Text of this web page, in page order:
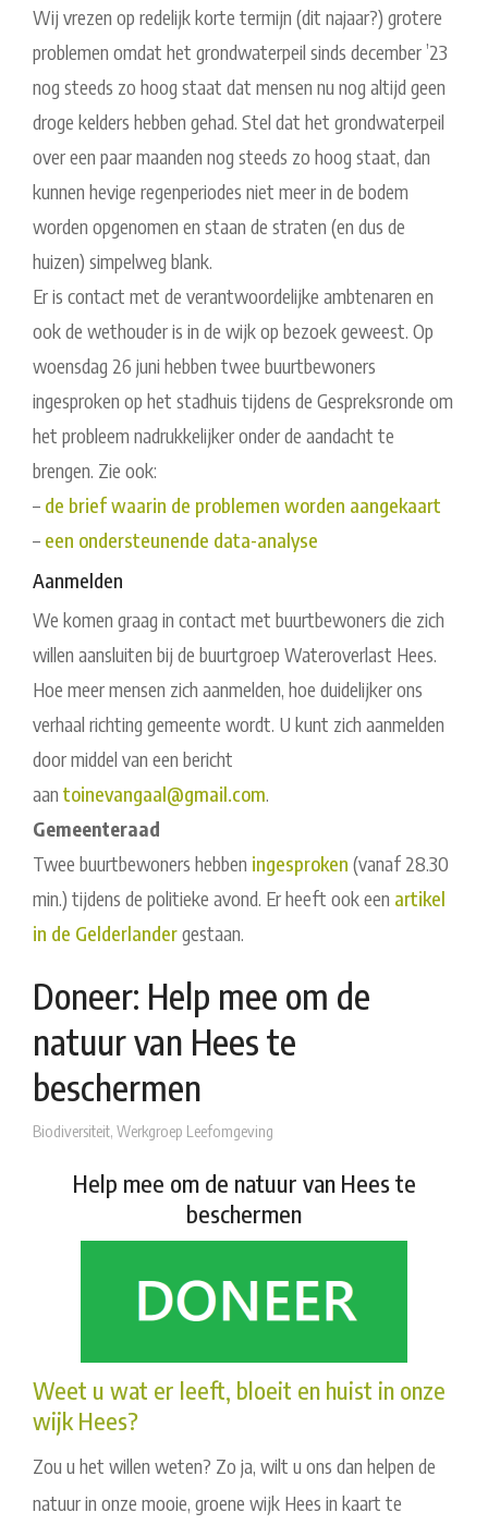
Wij vrezen op redelijk korte termijn (dit najaar?) grotere
problemen omdat het grondwaterpeil sinds december ’23
nog steeds zo hoog staat dat mensen nu nog altijd geen
droge kelders hebben gehad. Stel dat het grondwaterpeil
over een paar maanden nog steeds zo hoog staat, dan
kunnen hevige regenperiodes niet meer in de bodem
worden opgenomen en staan de straten (en dus de
huizen) simpelweg blank.
Er is contact met de verantwoordelijke ambtenaren en
ook de wethouder is in de wijk op bezoek geweest. Op
woensdag 26 juni hebben twee buurtbewoners
ingesproken op het stadhuis tijdens de Gespreksronde om
het probleem nadrukkelijker onder de aandacht te
brengen. Zie ook:
– de brief waarin de problemen worden aangekaart
– een ondersteunende data-analyse
Aanmelden
We komen graag in contact met buurtbewoners die zich
willen aansluiten bij de buurtgroep Wateroverlast Hees.
Hoe meer mensen zich aanmelden, hoe duidelijker ons
verhaal richting gemeente wordt. U kunt zich aanmelden
door middel van een bericht
aan toinevangaal@gmail.com.
Gemeenteraad
Twee buurtbewoners hebben ingesproken (vanaf 28.30
min.) tijdens de politieke avond. Er heeft ook een artikel
in de Gelderlandergestaan.
Doneer: Help mee om de
natuur van Hees te
beschermen
Biodiversiteit, Werkgroep Leefomgeving
Help mee om de natuur van Hees te
beschermen
Weet u wat er leeft, bloeit en huist in onze
wijk Hees?
Zou u het willen weten? Zo ja, wilt u ons dan helpen de
natuur in onze mooie, groene wijk Hees in kaart te